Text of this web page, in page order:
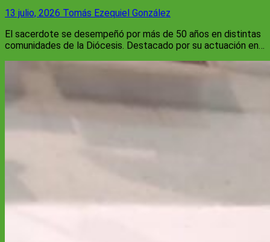
13 julio, 2026 Tomás Ezequiel González
El sacerdote se desempeñó por más de 50 años en distintas
comunidades de la Diócesis. Destacado por su actuación en…